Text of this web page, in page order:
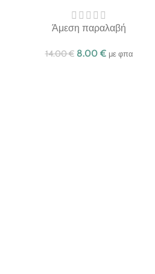
Άμεση παραλαβή
14.00€ 8.00 € με φπα